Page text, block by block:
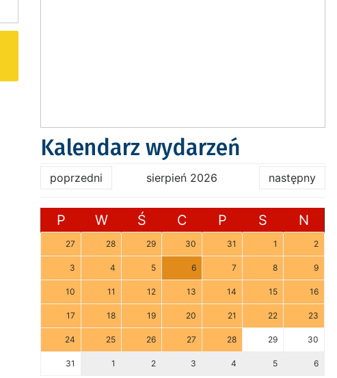
Kalendarz wydarzeń
poprzedni sierpień 2026 następny
P W Ś C P S N
27 28 29 30 31 1 2
3 4 5 6 7 8 9
10 11 12 13 14 15 16
17 18 19 20 21 22 23
24 25 26 27 28 29 30
31 1 2 3 4 5 6